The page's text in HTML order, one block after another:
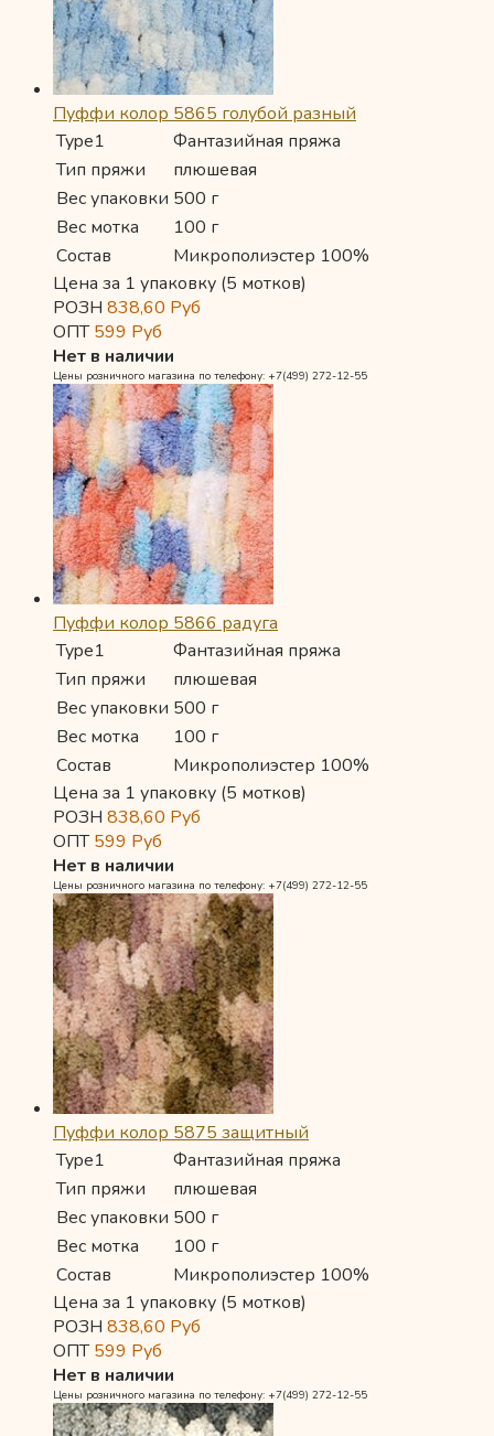
Пуффи колор 5865 голубой разный
Type1
Фантазийная пряжа
Тип пряжи
плюшевая
Вес упаковки 500 г
Вес мотка
100 г
Состав
Микрополиэстер 100%
Цена за 1 упаковку (5 мотков)
РОЗН 838,60 Руб
ОПТ599 Руб
Нет в наличии
Цены розничного магазина по телефону: +7(499) 272-12-55
Пуффи колор 5866 радуга
Type1
Фантазийная пряжа
Тип пряжи
плюшевая
Вес упаковки 500 г
Вес мотка
100 г
Состав
Микрополиэстер 100%
Цена за 1 упаковку (5 мотков)
РОЗН 838,60 Руб
ОПТ599 Руб
Нет в наличии
Цены розничного магазина по телефону: +7(499) 272-12-55
Пуффи колор 5875 защитный
Type1
Фантазийная пряжа
Тип пряжи
плюшевая
Вес упаковки 500 г
Вес мотка
100 г
Состав
Микрополиэстер 100%
Цена за 1 упаковку (5 мотков)
РОЗН 838,60 Руб
ОПТ599 Руб
Нет в наличии
Цены розничного магазина по телефону: +7(499) 272-12-55